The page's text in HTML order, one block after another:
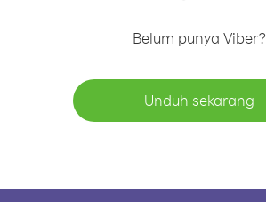
Belum punya Viber?
Unduh sekarang